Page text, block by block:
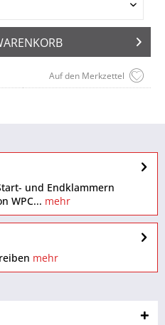
Auf den Merkzettel
und Endklammern
WPC... mehr
mehr